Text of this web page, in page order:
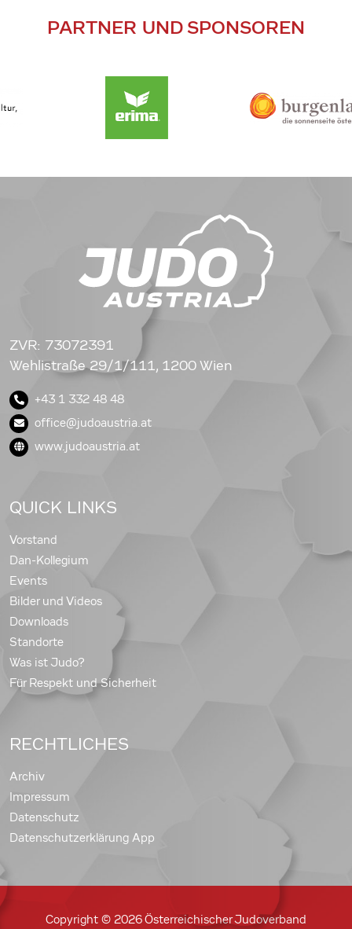
PARTNER UND SPONSOREN
ZVR: 73072391
Wehlistraße 29/1/111, 1200 Wien
+43 1 332 48 48
office@judoaustria.at
www.judoaustria.at
QUICK LINKS
Vorstand
Dan-Kollegium
Events
Bilder und Videos
Downloads
Standorte
Was ist Judo?
Für Respekt und Sicherheit
RECHTLICHES
Archiv
Impressum
Datenschutz
Datenschutzerklärung App
Copyright © 2026 Österreichischer Judoverband